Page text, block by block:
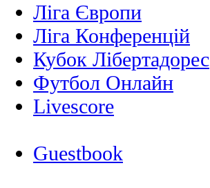
Ліга Європи
Ліга Конференцій
Кубок Лібертадорес
Футбол Онлайн
Livescore
Guestbook